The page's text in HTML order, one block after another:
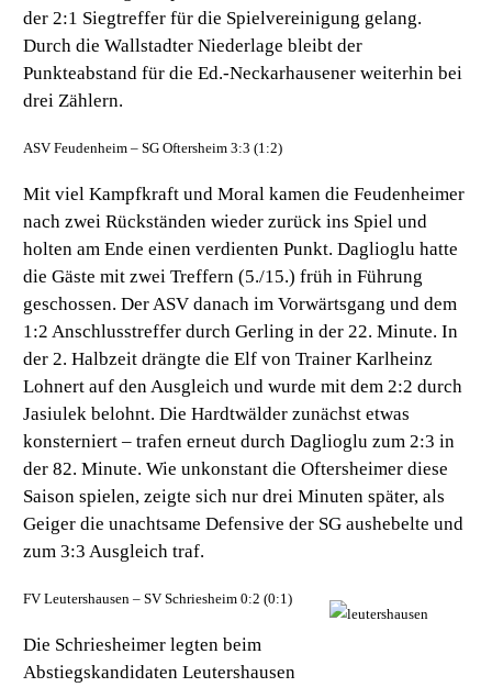
der 2:1 Siegtreffer für die Spielvereinigung gelang.
Durch die Wallstadter Niederlage bleibt der
Punkteabstand für die Ed.-Neckarhausener weiterhin bei
drei Zählern.
ASV Feudenheim – SG Oftersheim 3:3 (1:2)
Mit viel Kampfkraft und Moral kamen die Feudenheimer
nach zwei Rückständen wieder zurück ins Spiel und
holten am Ende einen verdienten Punkt. Daglioglu hatte
die Gäste mit zwei Treffern (5./15.) früh in Führung
geschossen. Der ASV danach im Vorwärtsgang und dem
1:2 Anschlusstreffer durch Gerling in der 22. Minute. In
der 2. Halbzeit drängte die Elf von Trainer Karlheinz
Lohnert auf den Ausgleich und wurde mit dem 2:2 durch
Jasiulek belohnt. Die Hardtwälder zunächst etwas
konsterniert – trafen erneut durch Daglioglu zum 2:3 in
der 82. Minute. Wie unkonstant die Oftersheimer diese
Saison spielen, zeigte sich nur drei Minuten später, als
Geiger die unachtsame Defensive der SG aushebelte und
zum 3:3 Ausgleich traf.
FV Leutershausen – SV Schriesheim 0:2 (0:1)
Die Schriesheimer legten beim
Abstiegskandidaten Leutershausen